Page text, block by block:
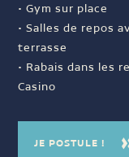
• Gym sur place
• Salles de repos
terrasse
• Rabais dans les
Casino
JE POSTULE !